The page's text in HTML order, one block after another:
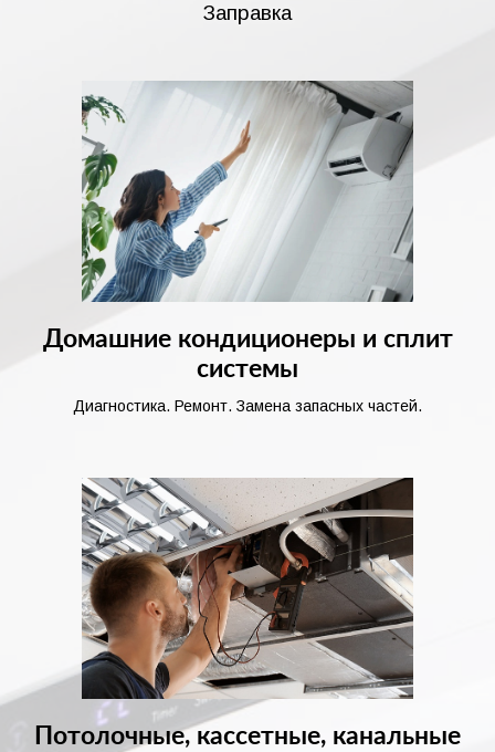
Заправка
Домашние кондиционеры и сплит
системы
Диагностика. Ремонт. Замена запасных частей.
Потолочные, кассетные, канальные